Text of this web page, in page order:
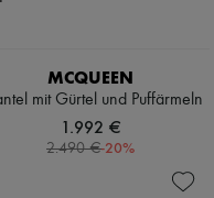
MCQUEEN
mit Gürtel und Puffärmeln
1.992 €
2.490 €-20%